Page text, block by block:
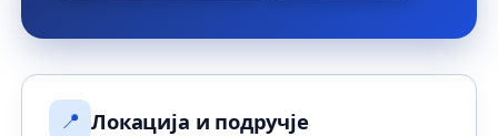
📍 Локација и подручје